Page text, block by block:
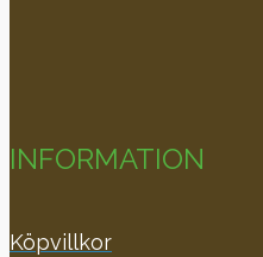
INFORMATION
Köpvillkor